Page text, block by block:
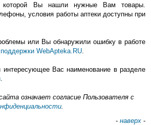
Вы нашли нужные Вам товары.
условия работы аптеки доступны при
или Вы обнаружили ошибку в работе
WebApteka.RU
Вас наименование в разделе
означает согласие Пользователя с
- наверх -